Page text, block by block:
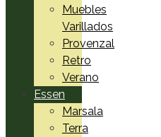
Muebles
Varillados
Provenzal
Retro
Verano
Essen
Marsala
Terra